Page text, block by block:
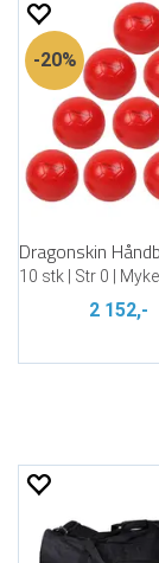
20%
2 152,-